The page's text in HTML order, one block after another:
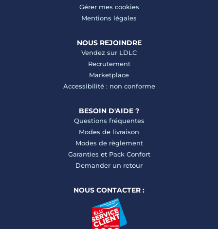
Gérer mes cookies
Mentions légales
NOUS REJOINDRE
Vendez sur LDLC
Recrutement
Marketplace
Accessibilité : non conforme
BESOIN D'AIDE ?
Questions fréquentes
Modes de livraison
Modes de règlement
Garanties et Pack Confort
Demander un retour
NOUS CONTACTER :